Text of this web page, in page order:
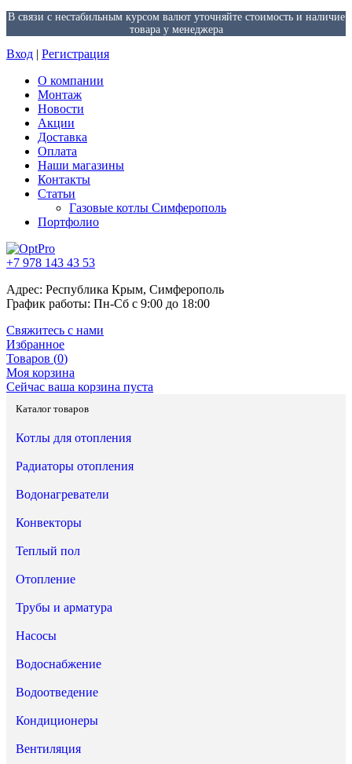
В связи с нестабильным курсом валют уточняйте стоимость и наличие
товара у менеджера
Вход | Регистрация
О компании
Монтаж
Новости
Акции
Доставка
Оплата
Наши магазины
Контакты
Статьи
Газовые котлы Симферополь
Портфолио
+7 978 143 43 53
Адрес: Республика Крым, Симферополь
График работы: Пн-Сб с 9:00 до 18:00
Свяжитесь с нами
Избранное
Товаров (0)
Моя корзина
Сейчас ваша корзина пуста
Каталог товаров
Котлы для отопления
Радиаторы отопления
Водонагреватели
Конвекторы
Теплый пол
Отопление
Трубы и арматура
Насосы
Водоснабжение
Водоотведение
Кондиционеры
Вентиляция